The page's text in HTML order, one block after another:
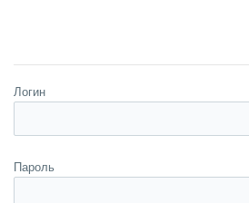
Логин
Пароль